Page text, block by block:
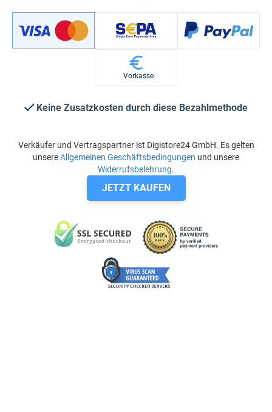
Vorkasse
Keine Zusatzkosten durch diese Bezahlmethode
Verkäufer und Vertragspartner ist Digistore24 GmbH. Es gelten
unsereAllgemeinen Geschäftsbedingungen und unsere
Widerrufsbelehrung.
JETZT KAUFEN